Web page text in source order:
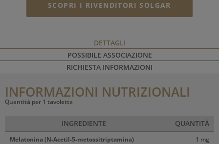
SCOPRI I RIVENDITORI SOLGAR
DETTAGLI
POSSIBILE ASSOCIAZIONE
RICHIESTA INFORMAZIONI
INFORMAZIONI NUTRIZIONALI
Quantità per 1 tavoletta
INGREDIENTE QUANTITÀ
Melatonina (N-Acetil-5-metossitriptamina) 1 mg